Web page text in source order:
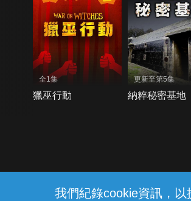
我們紀錄cookie資訊，
全1集
獵巫行動
更新至第5集
納粹秘密基地